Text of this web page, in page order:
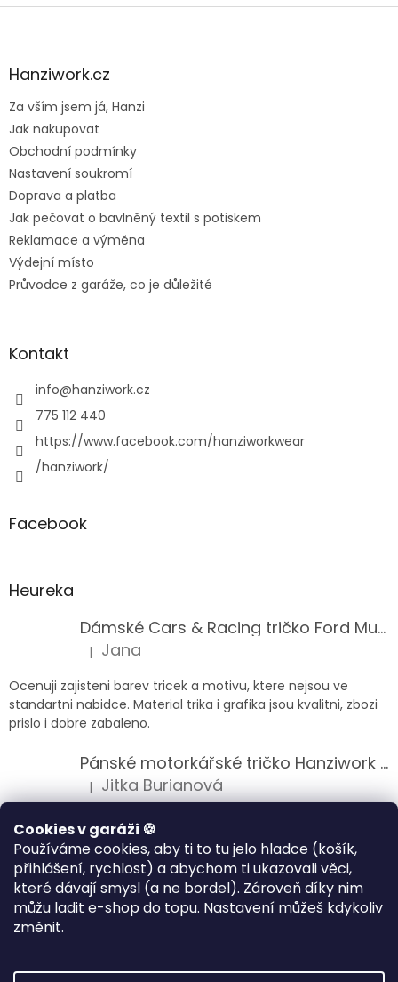
Cookies v garáži 🍪
Používáme cookies, aby ti to tu jelo hladce (košík,
přihlášení, rychlost) a abychom ti ukazovali věci,
které dávají smysl (a ne bordel). Zároveň díky nim
můžu ladit e-shop do topu. Nastavení můžeš kdykoliv
změnit.
Z
aHanziwork.cz
Za vším jsem já, Hanzi
Jak nakupovat
Obchodní podmínky
Nastavení soukromí
Doprava a platba
Jak pečovat o bavlněný textil s potiskem
Reklamace a výměna
Výdejní místo
Průvodce z garáže, co je důležité
Kontakt
info@hanziwork.cz
775 112 440
https://www.facebook.com/hanziworkwear
/hanziwork/
Facebook
Heureka
Dámské Cars & Racing tričko Ford Mustang 5. generace
Hodnocení produktu je 5 z 5 hvězdiček.
| Jana
Ocenuji zajisteni barev tricek a motivu, ktere nejsou ve
standartni nabidce. Material trika i grafika jsou kvalitni, zbozi
prislo i dobre zabaleno.
Pánské motorkářské tričko Hanziwork Custom Bobber
Hodnocení produktu je 5 z 5 hvězdiček.
| Jitka Burianová
Splnil očekávání na jedničku
Hodnocení produktu je 5 z 5 hvězdiček.
| Klára Musilová
Jsem velice spokojena, velmi kvalitni zbozi.